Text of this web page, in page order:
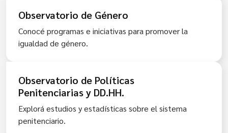
Observatorio de Género
Conocé programas e iniciativas para promover la
igualdad de género.
Observatorio de Políticas
Penitenciarias y DD.HH.
Explorá estudios y estadísticas sobre el sistema
penitenciario.